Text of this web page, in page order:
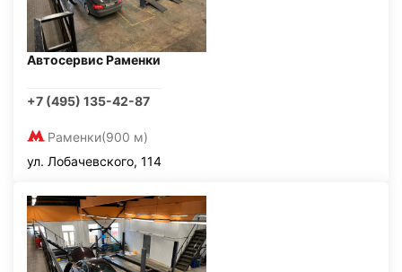
Автосервис Раменки
+7 (495) 135-42-87
Раменки(900 м)
ул. Лобачевского, 114